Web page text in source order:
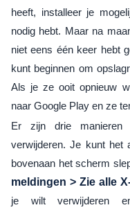
heeft, installeer je
nodig hebt. Maar na
niet eens één keer hebt
kunt beginnen om
Als je ze ooit opnieuw
naar Google Play en ze
Er zijn drie manieren
verwijderen. Je kunt het
bovenaan het scherm
meldingen > Zie alle
je wilt verwijderen